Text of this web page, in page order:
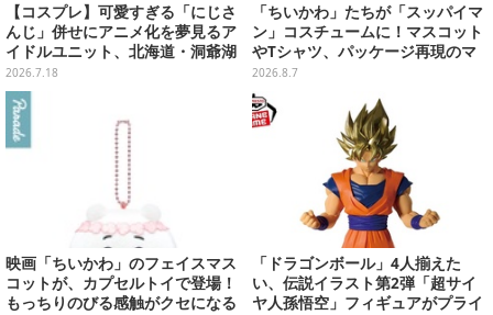
【コスプレ】可愛すぎる「にじさ
んじ」併せにアニメ化を夢見るア
イドルユニット、北海道・洞爺湖
に花開く可憐なレイヤー10選【写
真46枚】
2026.7.18
「ちいかわ」たちが「スッパイマ
ン」コスチュームに！マスコット
やTシャツ、パッケージ再現のマ
グネットなど全5アイテム
2026.8.7
映画「ちいかわ」のフェイスマス
コットが、カプセルトイで登場！
もっちりのびる感触がクセになる
「ドラゴンボール」4人揃えた
い、伝説イラスト第2弾「超サイ
ヤ人孫悟空」フィギュアがプライ